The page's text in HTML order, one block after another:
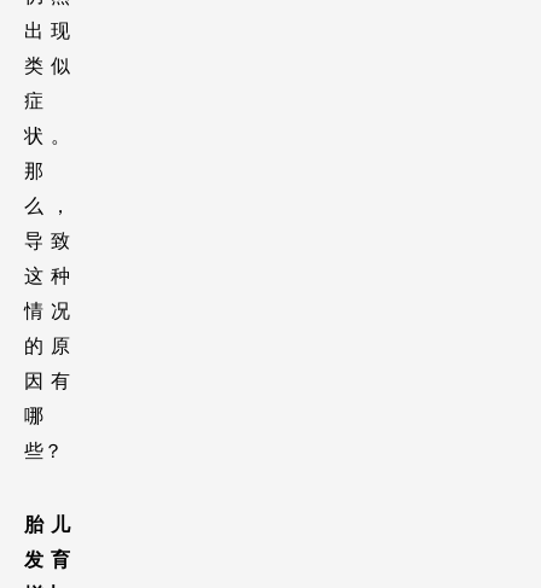
出现
类似
症
状。
那
么，
导致
这种
情况
的原
因有
哪
些？
胎儿
发育